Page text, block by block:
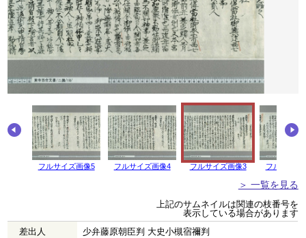
フルサイズ画像5 フルサイズ画像4 フルサイズ画像3 フルサイズ
＞ 一覧を見る
上記のサムネイルは関連の枝番号を
表示している場合があります
差出人
少弁藤原朝臣判 大史小槻宿禰判